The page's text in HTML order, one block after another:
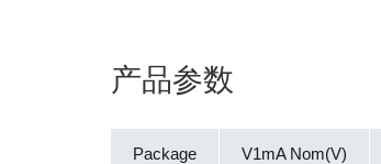
产品参数
Package V1mA Nom(V)